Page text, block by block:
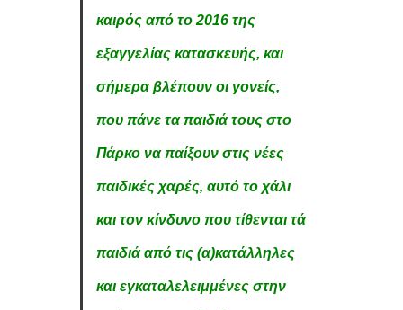
καιρός από το 2016 της
εξαγγελίας κατασκευής, και
σήμερα βλέπουν οι γονείς,
που πάνε τα παιδιά τους στο
Πάρκο να παίξουν στις νέες
παιδικές χαρές, αυτό το χάλι
και τον κίνδυνο που τίθενται τά
παιδιά από τις (α)κατάλληλες
και εγκαταλελειμμένες στην